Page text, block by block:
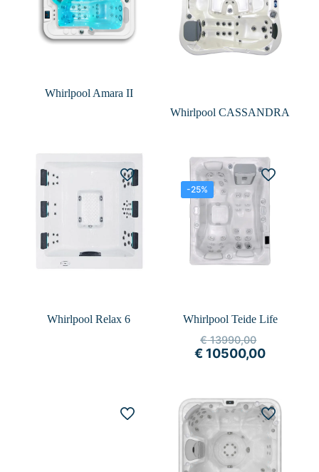
Whirlpool Amara II
Whirlpool CASSANDRA
Whirlpool Relax 6
-25%
Whirlpool Teide Life
€13990,00
€ 10500,00